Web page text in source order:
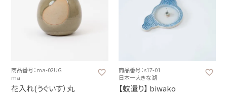
商品番号：ma-02UG
ma
花入れ(うぐいす）丸
商品番号：s17-01
日本一大きな湖
【蚊遣り】 biwako